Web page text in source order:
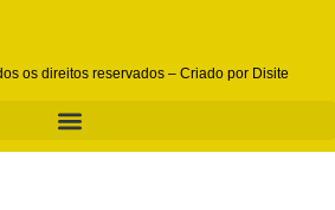
os direitos reservados – Criado por Disite